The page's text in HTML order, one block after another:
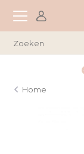
Home